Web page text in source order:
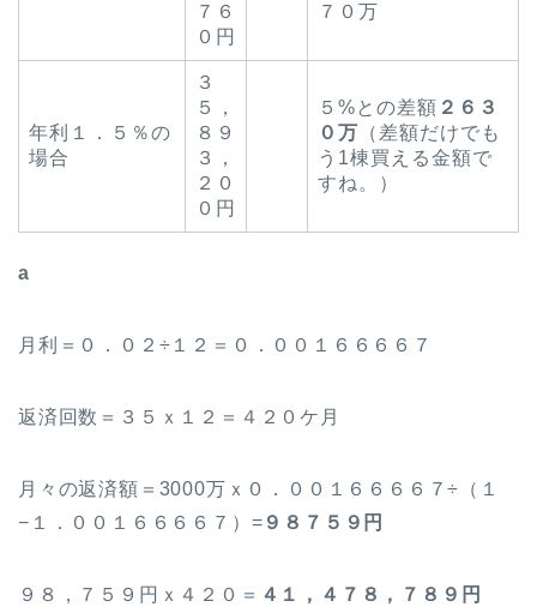
７６
０円
７０万
年利１．５％の
場合
３
５，
８９
３，
２０
０円
５%との差額 ２６３
０万 （差額だけでも
う1棟買える金額で
すね。）
a
月利＝０．０２÷１２＝０．００１６６６６７
返済回数＝３５ｘ１２＝４２０ケ月
月々の返済額＝3000万ｘ０．００１６６６６７÷（１
−１．００１６６６６７）= ９８７５９円
９８，７５９円ｘ４２０＝ ４１，４７８，７８９円